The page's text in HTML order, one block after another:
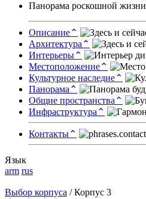
Панорама роскошной жизни
Описание⌃
Архитектура ⌃
Интерьеры⌃
Местоположение⌃
Культурное наследие⌃
Панорама ⌃
Общие пространства ⌃
Инфраструктура ⌃
Контакты⌃
Язык
arm rus
Выбор корпуса / Корпус 3